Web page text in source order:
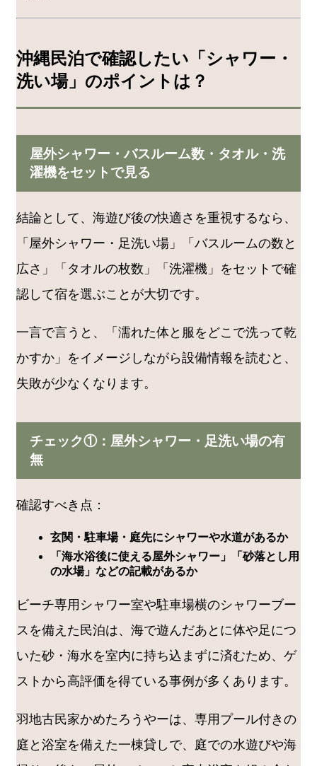
沖縄民泊で確認したい「シャワー・
洗い場」のポイントは？
屋外シャワー・バスルーム数・タオル・洗
濯機をセットで見る
結論として、海遊び後の快適さを重視するなら、
「屋外シャワー・足洗い場」「バスルームの数と
広さ」「タオルの枚数」「洗濯機」をセットで確
認して宿を選ぶことが大切です。
一言で言うと、「濡れた体と服をどこで洗って乾
かすか」をイメージしながら設備情報を読むと、
失敗が少なくなります。
チェック①：屋外シャワー・足洗い場の有
無
確認すべき点：
玄関・駐車場・庭先にシャワーや水道があるか
「海水浴後に使える屋外シャワー」「砂落とし用
の水場」などの記載があるか
ビーチ専用シャワー室や駐車場横のシャワーブー
スを備えた民泊は、海で遊んだあとに体や足につ
いた砂・海水を室内に持ち込まずに済むため、ゲ
ストから高評価を得ている事例が多くあります。
羽地古民家かめたろうやーは、専用プール付きの
庭と浴室を備えた一棟貸しで、庭での水遊びや海